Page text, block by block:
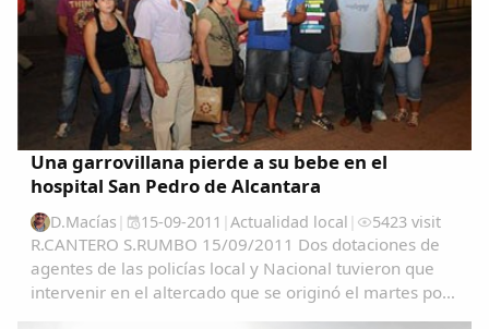
Una garrovillana pierde a su bebe en el
hospital San Pedro de Alcantara
D.Macías | 15-09-2011 | Actualidad local | 5423 visit
R.CANTERO S.RUMBO 15/09/2011 Dos dotaciones de
agentes de las policías local y Nacional tuvieron que
intervenir en el altercado que se originó el martes por
la tarde en la sala de espera del Materno del Hospital